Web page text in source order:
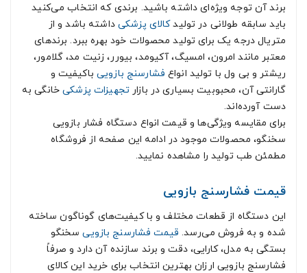
برند آن توجه ویژه‌ای داشته باشید. برندی که انتخاب می‌کنید
باید سابقه طولانی در تولیدکالای پزشکی داشته باشد و از
متریال درجه یک برای تولید محصولات خود بهره ببرد. برندهای
معتبر مانند امرون، امسیگ، آکیومد، بیورر، زنیت مد، گلامور،
ریشتر و بی ول با تولید انواع فشارسنج بازویی باکیفیت و
گارانتی آن، محبوبیت بسیاری در بازارتجهیزات پزشکیخانگی به
دست آورده‌اند.
برای مقایسه ویژگی‌ها و قیمت انواع دستگاه فشار بازویی
سخنگو، محصولات موجود در ادامه این صفحه از فروشگاه
مطمئن طب تولید را مشاهده نمایید.
قیمت فشارسنج بازویی
این دستگاه از قطعات مختلف و با کیفیت‌های گوناگون ساخته
شده و به فروش می‌رسد. قیمت فشارسنج بازوییسخنگو
بستگی به مدل، کارایی، دقت و برند سازنده آن دارد و صرفاً
فشارسنج بازویی ارزان بهترین انتخاب برای خرید این کالای